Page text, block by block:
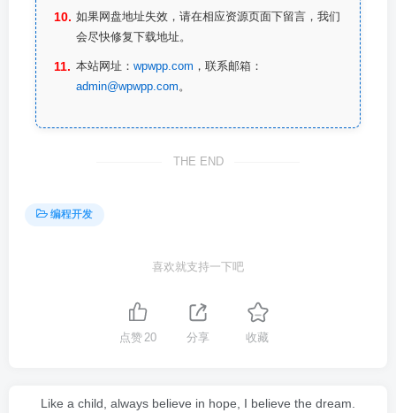
如果网盘地址失效，请在相应资源页面下留言，我们
会尽快修复下载地址。
本站网址： wpwpp.com ，联系邮箱：
admin@wpwpp.com 。
THE END
编程开发
喜欢就支持一下吧
点赞20 分享 收藏
Like a child, always believe in hope, I believe the dream.